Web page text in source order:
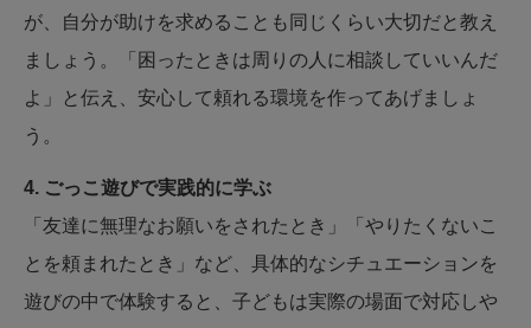
が、自分が助けを求めることも同じくらい大切だと教え
ましょう。「困ったときは周りの人に相談していいんだ
よ」と伝え、安心して頼れる環境を作ってあげましょ
う。
4. ごっこ遊びで実践的に学ぶ
「友達に無理なお願いをされたとき」「やりたくないこ
とを頼まれたとき」など、具体的なシチュエーションを
遊びの中で体験すると、子どもは実際の場面で対応しや